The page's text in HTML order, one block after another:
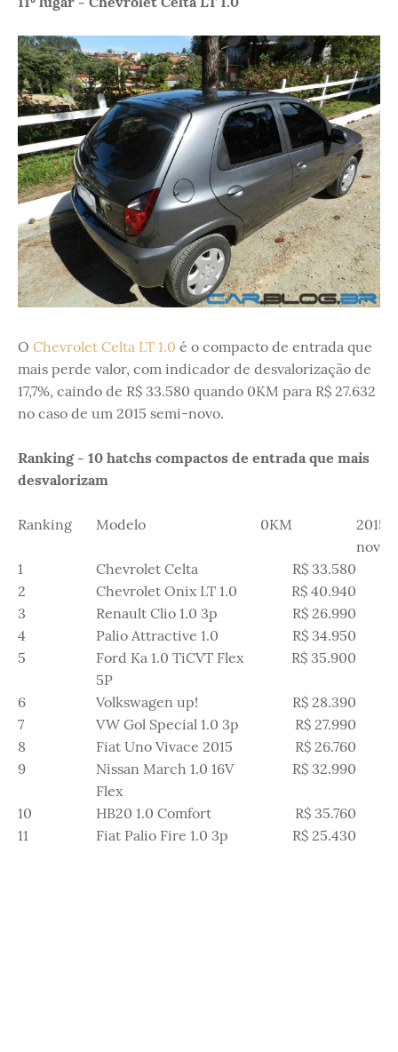
O Chevrolet Celta LT 1.0 é o compacto de entrada que
mais perde valor, com indicador de desvalorização de
17,7%, caindo de R$ 33.580 quando 0KM para R$ 27.632
no caso de um 2015 semi-novo.
Ranking - 10 hatchs compactos de entrada que mais
desvalorizam
Ranking Modelo 0KM
2015
novo
1
Chevrolet Celta R$ 33.580
2
Chevrolet Onix LT 1.0 R$ 40.940
3
Renault Clio 1.0 3p R$ 26.990
4
Palio Attractive 1.0 R$ 34.950
5
Ford Ka 1.0 TiCVT Flex
5P
R$ 35.900
6 Volkswagen up! R$ 28.390
7
VW Gol Special 1.0 3p R$ 27.990
8
Fiat Uno Vivace 2015 R$ 26.760
9
Nissan March 1.0 16V
Flex
R$ 32.990
10 HB20 1.0 Comfort R$ 35.760
11
Fiat Palio Fire 1.0 3p R$ 25.430